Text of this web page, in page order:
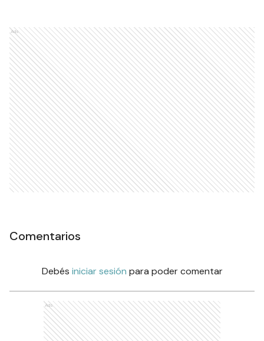
Ads
Comentarios
Debés iniciar sesión para poder comentar
Ads